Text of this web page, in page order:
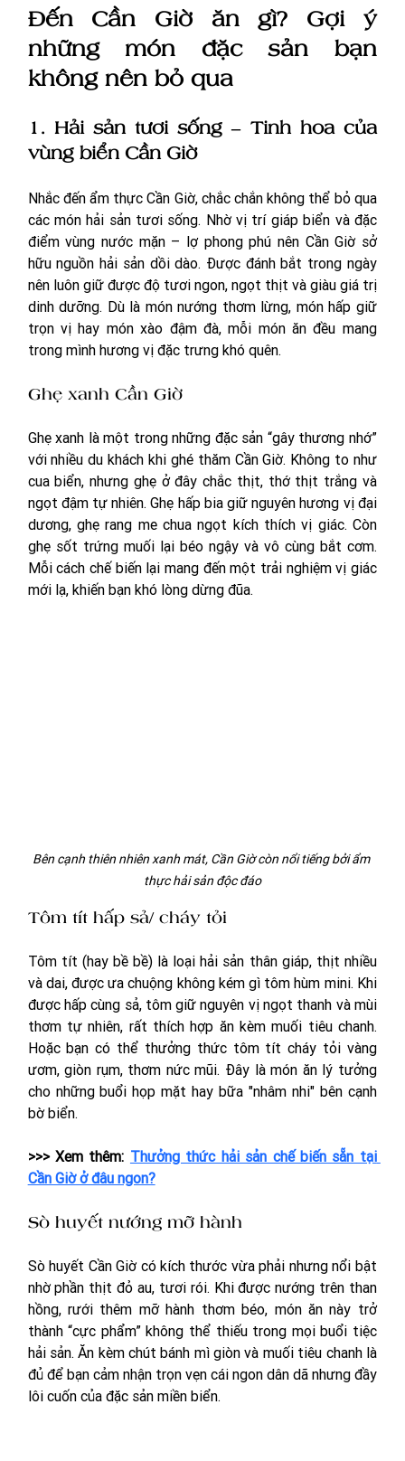
Đến Cần Giờ ăn gì? Gợi ý
những món đặc sản bạn
không nên bỏ qua
1. Hải sản tươi sống – Tinh hoa của
vùng biển Cần Giờ
Nhắc đến ẩm thực Cần Giờ, chắc chắn không thể bỏ qua
các món hải sản tươi sống. Nhờ vị trí giáp biển và đặc
điểm vùng nước mặn – lợ phong phú nên Cần Giờ sở
hữu nguồn hải sản dồi dào. Được đánh bắt trong ngày
nên luôn giữ được độ tươi ngon, ngọt thịt và giàu giá trị
dinh dưỡng. Dù là món nướng thơm lừng, món hấp giữ
trọn vị hay món xào đậm đà, mỗi món ăn đều mang
trong mình hương vị đặc trưng khó quên.
Ghẹ xanh Cần Giờ
Ghẹ xanh là một trong những đặc sản “gây thương nhớ”
với nhiều du khách khi ghé thăm Cần Giờ. Không to như
cua biển, nhưng ghẹ ở đây chắc thịt, thớ thịt trắng và
ngọt đậm tự nhiên. Ghẹ hấp bia giữ nguyên hương vị đại
dương, ghẹ rang me chua ngọt kích thích vị giác. Còn
ghẹ sốt trứng muối lại béo ngậy và vô cùng bắt cơm.
Mỗi cách chế biến lại mang đến một trải nghiệm vị giác
mới lạ, khiến bạn khó lòng dừng đũa.
Bên cạnh thiên nhiên xanh mát, Cần Giờ còn nổi tiếng bởi ẩm
thực hải sản độc đáo
Tôm tít hấp sả/ cháy tỏi
Tôm tít (hay bề bề) là loại hải sản thân giáp, thịt nhiều
và dai, được ưa chuộng không kém gì tôm hùm mini. Khi
được hấp cùng sả, tôm giữ nguyên vị ngọt thanh và mùi
thơm tự nhiên, rất thích hợp ăn kèm muối tiêu chanh.
Hoặc bạn có thể thưởng thức tôm tít cháy tỏi vàng
ươm, giòn rụm, thơm nức mũi. Đây là món ăn lý tưởng
cho những buổi họp mặt hay bữa "nhâm nhi" bên cạnh
bờ biển.
>>> Xem thêm: Thưởng thức hải sản chế biến sẵn tại
Cần Giờ ở đâu ngon?
Sò huyết nướng mỡ hành
Sò huyết Cần Giờ có kích thước vừa phải nhưng nổi bật
nhờ phần thịt đỏ au, tươi rói. Khi được nướng trên than
hồng, rưới thêm mỡ hành thơm béo, món ăn này trở
thành “cực phẩm” không thể thiếu trong mọi buổi tiệc
hải sản. Ăn kèm chút bánh mì giòn và muối tiêu chanh là
đủ để bạn cảm nhận trọn vẹn cái ngon dân dã nhưng đầy
lôi cuốn của đặc sản miền biển.